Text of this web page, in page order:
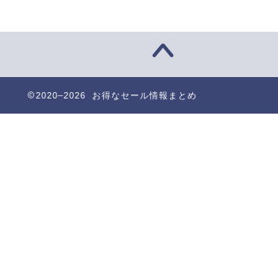
2020–2026 お得なセール情報まとめ